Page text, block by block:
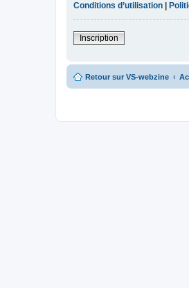
Conditions d’utilisation
Inscription
Retour sur VS-webzine